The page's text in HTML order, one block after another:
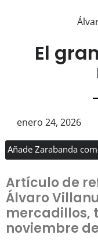
El
enero 24, 2026
Añade Zarabanda
Artículo de
Álvaro
mercadillos,
noviembre